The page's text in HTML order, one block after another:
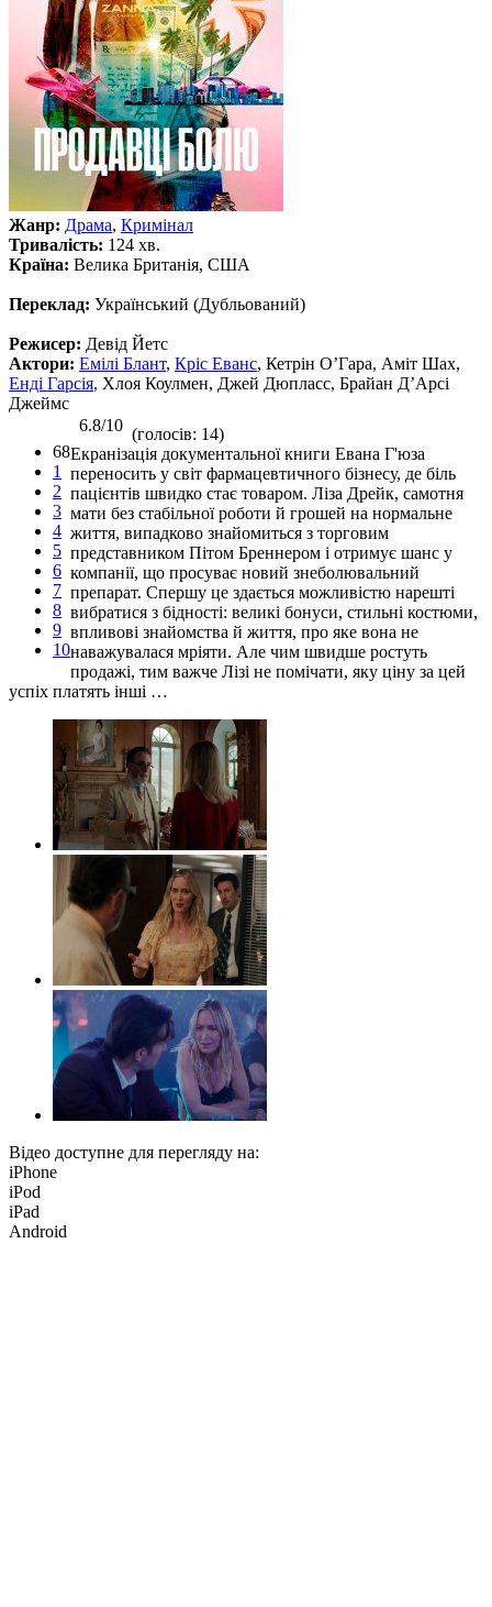
Жанр: Драма, Кримінал
Тривалість: 124 хв.
Країна: Велика Британія, США
Переклад: Український (Дубльований)
Режисер: Девід Йетс
Актори: Емілі Блант, Кріс Еванс, Кетрін О’Гара, Аміт Шах,
Енді Гарсія, Хлоя Коулмен, Джей Дюпласс, Брайан Д’Арсі
Джеймс
68
1
2
3
4
5
6
7
8
9
10
6.8/10 (голосів: 14)
Екранізація документальної книги Евана Г'юза
переносить у світ фармацевтичного бізнесу, де біль
пацієнтів швидко стає товаром. Ліза Дрейк, самотня
мати без стабільної роботи й грошей на нормальне
життя, випадково знайомиться з торговим
представником Пітом Бреннером і отримує шанс у
компанії, що просуває новий знеболювальний
препарат. Спершу це здається можливістю нарешті
вибратися з бідності: великі бонуси, стильні костюми,
впливові знайомства й життя, про яке вона не
наважувалася мріяти. Але чим швидше ростуть
продажі, тим важче Лізі не помічати, яку ціну за цей
успіх платять інші …
Відео доступне для перегляду на:
iPhone
iPod
iPad
Android